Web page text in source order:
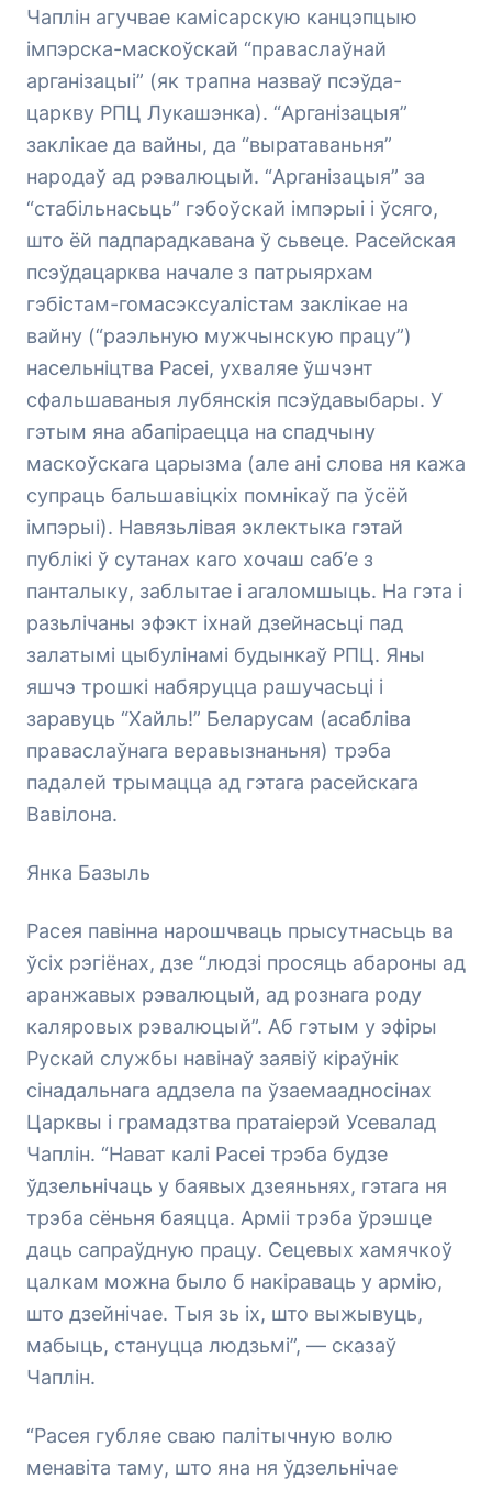
Чаплін агучвае камісарскую канцэпцыю
імпэрска-маскоўскай “праваслаўнай
арганізацыі” (як трапна назваў псэўда-
царкву РПЦ Лукашэнка). “Арганізацыя”
заклікае да вайны, да “выратаваньня”
народаў ад рэвалюцый. “Арганізацыя” за
“стабільнасьць” гэбоўскай імпэрыі і ўсяго,
што ёй падпарадкавана ў сьвеце. Расейская
псэўдацарква начале з патрыярхам
гэбістам-гомасэксуалістам заклікае на
вайну (“раэльную мужчынскую працу”)
насельніцтва Расеі, ухваляе ўшчэнт
сфальшаваныя лубянскія псэўдавыбары. У
гэтым яна абапіраецца на спадчыну
маскоўскага царызма (але ані слова ня кажа
супраць бальшавіцкіх помнікаў па ўсёй
імпэрыі). Навязьлівая эклектыка гэтай
публікі ў сутанах каго хочаш саб’е з
панталыку, заблытае і агаломшыць. На гэта і
разьлічаны эфэкт іхнай дзейнасьці пад
залатымі цыбулінамі будынкаў РПЦ. Яны
яшчэ трошкі набяруцца рашучасьці і
заравуць “Хайль!” Беларусам (асабліва
праваслаўнага веравызнаньня) трэба
падалей трымацца ад гэтага расейскага
Вавілона.
Янка Базыль
Расея павінна нарошчваць прысутнасьць ва
ўсіх рэгіёнах, дзе “людзі просяць абароны ад
аранжавых рэвалюцый, ад рознага роду
каляровых рэвалюцый”. Аб гэтым у эфіры
Рускай службы навінаў заявіў кіраўнік
сінадальнага аддзела па ўзаемаадносінах
Царквы і грамадзтва пратаіерэй Усевалад
Чаплін. “Нават калі Расеі трэба будзе
ўдзельнічаць у баявых дзеяньнях, гэтага ня
трэба сёньня баяцца. Арміі трэба ўрэшце
даць сапраўдную працу. Сецевых хамячкоў
цалкам можна было б накіраваць у армію,
што дзейнічае. Тыя зь іх, што выжывуць,
мабыць, стануцца людзьмі”, — сказаў
Чаплін.
“Расея губляе сваю палітычную волю
менавіта таму, што яна ня ўдзельнічае